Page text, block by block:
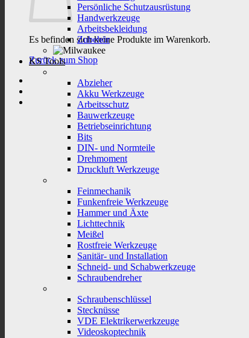
Es befinden sich keine Produkte im Warenkorb.
Zurück zum Shop
Persönliche Schutzausrüstung
Handwerkzeuge
Arbeitsbekleidung
Zubehör
KS Tools
Abzieher
Akku Werkzeuge
Arbeitsschutz
Bauwerkzeuge
Betriebseinrichtung
Bits
DIN- und Normteile
Drehmoment
Druckluft Werkzeuge
Feinmechanik
Funkenfreie Werkzeuge
Hammer und Äxte
Lichttechnik
Meißel
Rostfreie Werkzeuge
Sanitär- und Installation
Schneid- und Schabwerkzeuge
Schraubendreher
Schraubenschlüssel
Stecknüsse
VDE Elektrikerwerkzeuge
Videoskoptechnik